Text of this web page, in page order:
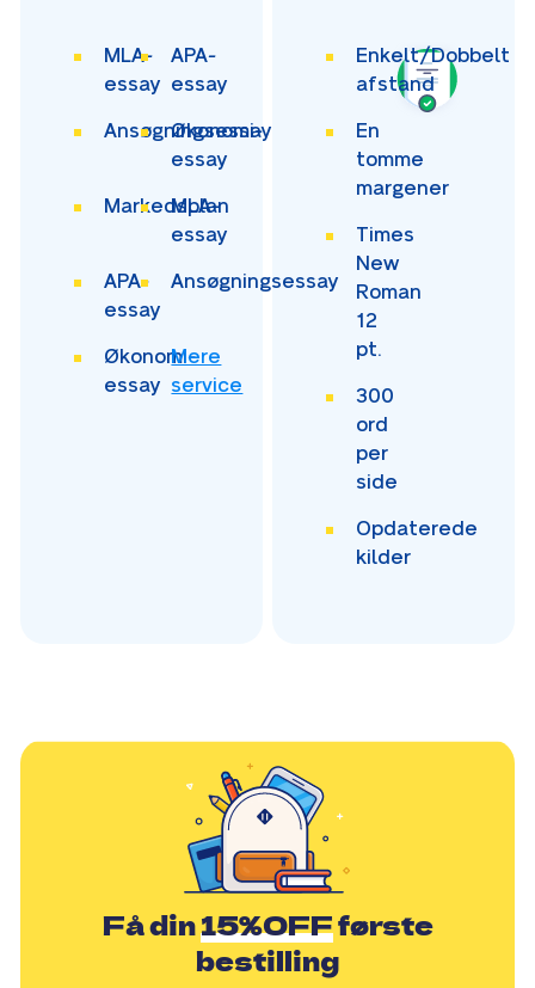
MLA-
essay
APA-
essay
Ansøgningsessay
Økonomi-
essay
Markedsplan
MLA-
essay
APA-
essay
Ansøgningsessay
Økonomi-
essay
Mere
service
Enkelt/Dobbelt
afstand
En
tomme
margener
Times
New
Roman
12
pt.
300
ord
per
side
Opdaterede
kilder
Få din15%OFFførste
bestilling